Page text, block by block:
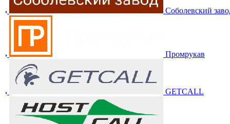
Соболевский
Промрукав
GETCALL